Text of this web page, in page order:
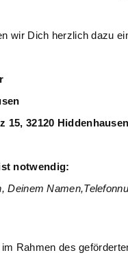
wir Dich herzlich dazu
Hiddenhausen
notwendig:
Deinem
Rahmen des